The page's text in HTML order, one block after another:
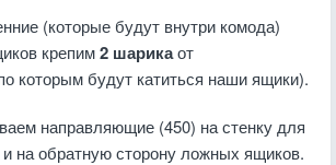
(которые будут внутри комода)
крепим2 шарикаот
которым будут катиться наши ящики).
направляющие (450) на стенку для
на обратную сторону ложных ящиков.